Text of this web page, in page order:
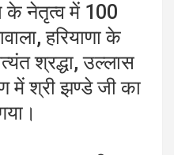
के नेतृत्व में 100
हरियाणा के
श्रद्धा, उल्लास
में श्री झण्डे जी का